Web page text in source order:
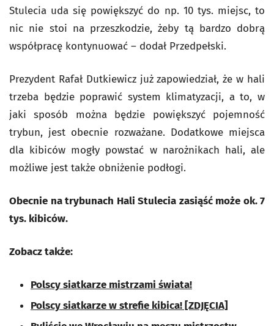
Stulecia uda się powiększyć do np. 10 tys. miejsc, to
nic nie stoi na przeszkodzie, żeby tą bardzo dobrą
współpracę kontynuować – dodał Przedpełski.
Prezydent Rafał Dutkiewicz już zapowiedział, że w hali
trzeba będzie poprawić system klimatyzacji, a to, w
jaki sposób można będzie powiększyć pojemność
trybun, jest obecnie rozważane. Dodatkowe miejsca
dla kibiców mogły powstać w narożnikach hali, ale
możliwe jest także obniżenie podłogi.
Obecnie na trybunach Hali Stulecia zasiąść może ok. 7
tys. kibiców.
Zobacz także:
Polscy siatkarze mistrzami świata!
Polscy siatkarze w strefie kibica! [ZDJĘCIA]